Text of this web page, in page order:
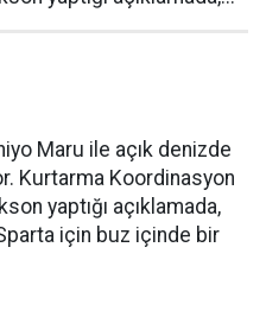
Maru ile açık denizde
Kurtarma Koordinasyon
yaptığı açıklamada,
için buz içinde bir